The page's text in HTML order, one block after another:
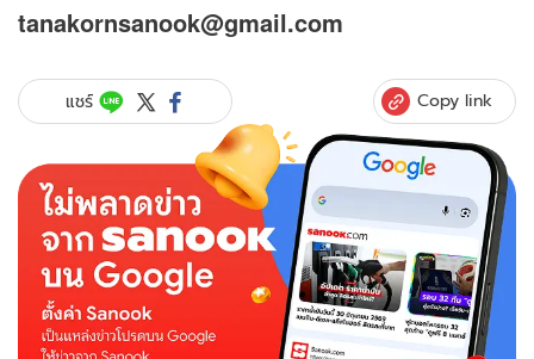
tanakornsanook@gmail.com
แชร์ Copy link